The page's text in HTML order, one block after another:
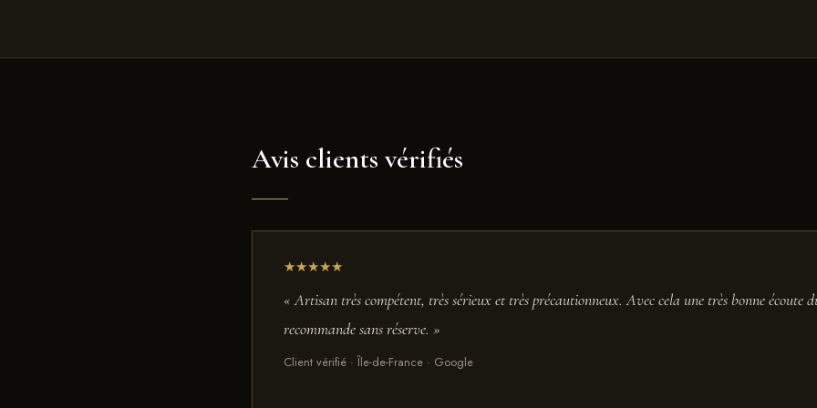
Avis clients vérifiés
★★★★★
« Artisan très compétent, très sérieux et très précautionneux. Avec cela une très bonne écoute
recommande sans réserve. »
Client vérifié · Île-de-France · Google